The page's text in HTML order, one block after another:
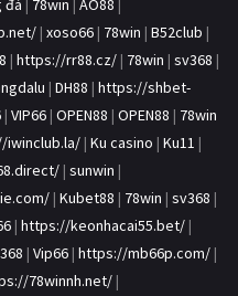
đá | 78win | AO88 |
| xoso66 | 78win | B52club |
| https://rr88.cz/ | 78win | sv368 |
| DH88 | https://shbet-
| VIP66 | OPEN88 | OPEN88 | 78win
iwinclub.la/ | Ku casino | Ku11 |
| sunwin |
| Kubet88 | 78win | sv368 |
| https://keonhacai55.bet/ |
| Vip66 | https://mb66p.com/ |
78winnh.net/ |